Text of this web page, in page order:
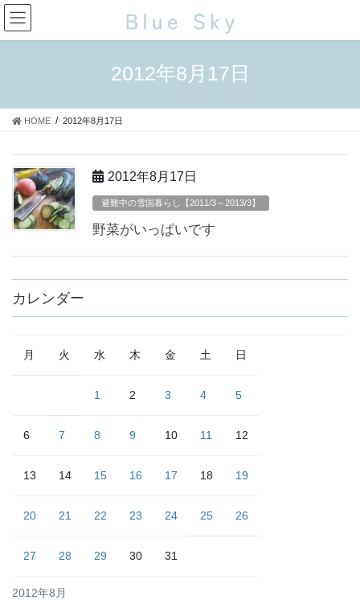
コ
ン
テ
移
ナ
ビ
ゲ
ン
2012年8月17日
HOME 2012年8月17日
2012年8月17日
避難中の雪国暮らし【2011/3～2013/3】
野菜がいっぱいです
カレンダー
2012年8月
月 火 水 木 金 土 日
1 2 3 4 5
6 7 8 9 10 11 12
13 14 15 16 17 18 19
20 21 22 23 24 25 26
27 28 29 30 31